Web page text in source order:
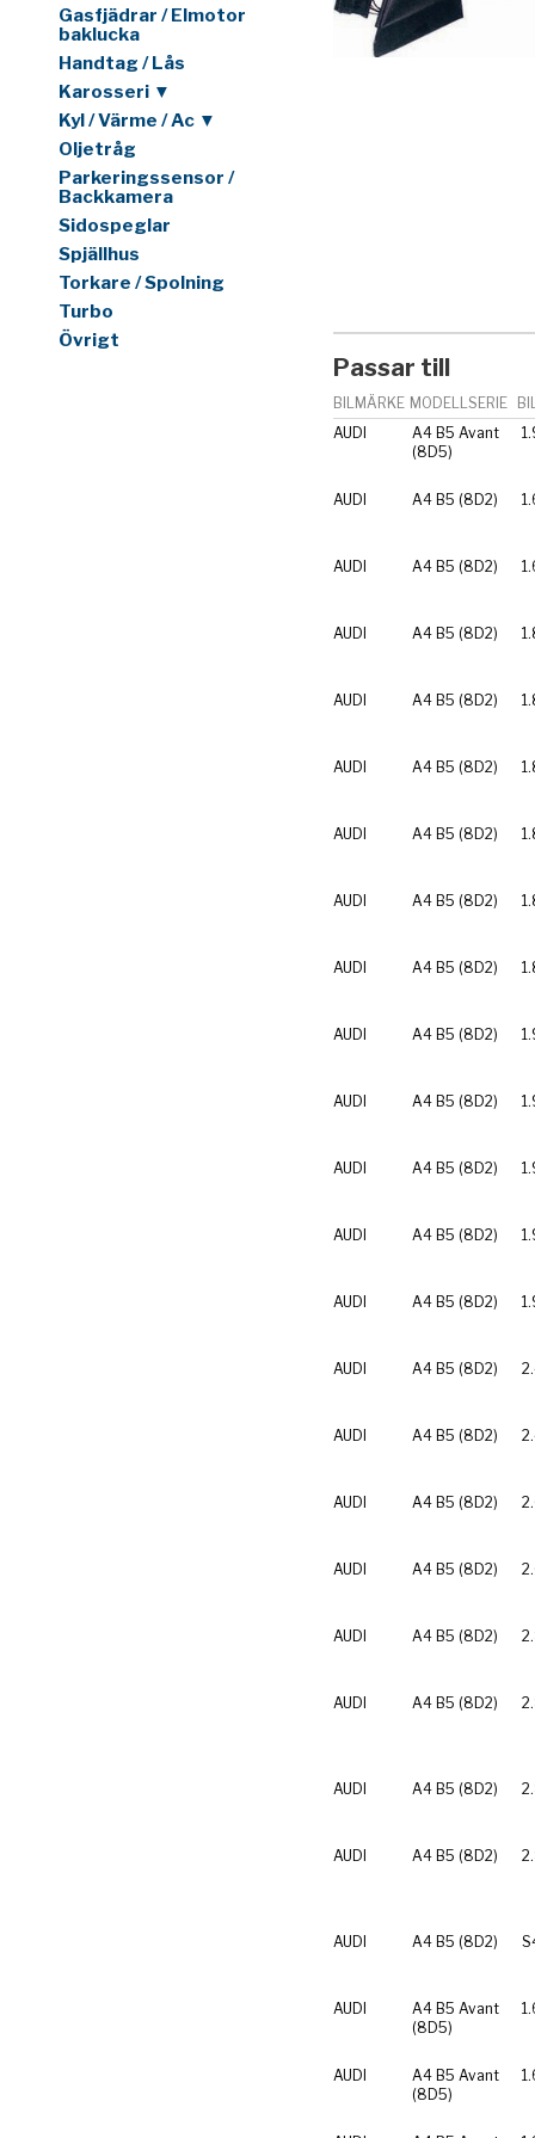
Gasfjädrar / Elmotor
baklucka
Handtag / Lås
Karosseri ▼
Kyl / Värme / Ac ▼
Oljetråg
Parkeringssensor /
Backkamera
Sidospeglar
Spjällhus
Torkare / Spolning
Turbo
Övrigt
Passar till
BILMÄRKE MODELLSERIE
AUDI
A4 B5 Avant
(8D5)
AUDI A4 B5 (8D2)
AUDI A4 B5 (8D2)
AUDI A4 B5 (8D2)
AUDI A4 B5 (8D2)
AUDI A4 B5 (8D2)
AUDI A4 B5 (8D2)
AUDI A4 B5 (8D2)
AUDI A4 B5 (8D2)
AUDI A4 B5 (8D2)
AUDI A4 B5 (8D2)
AUDI A4 B5 (8D2)
AUDI A4 B5 (8D2)
AUDI A4 B5 (8D2)
AUDI A4 B5 (8D2)
AUDI A4 B5 (8D2)
AUDI A4 B5 (8D2)
AUDI A4 B5 (8D2)
AUDI A4 B5 (8D2)
AUDI A4 B5 (8D2)
AUDI A4 B5 (8D2)
AUDI A4 B5 (8D2)
AUDI A4 B5 (8D2)
AUDI
A4 B5 Avant
(8D5)
AUDI
A4 B5 Avant
(8D5)